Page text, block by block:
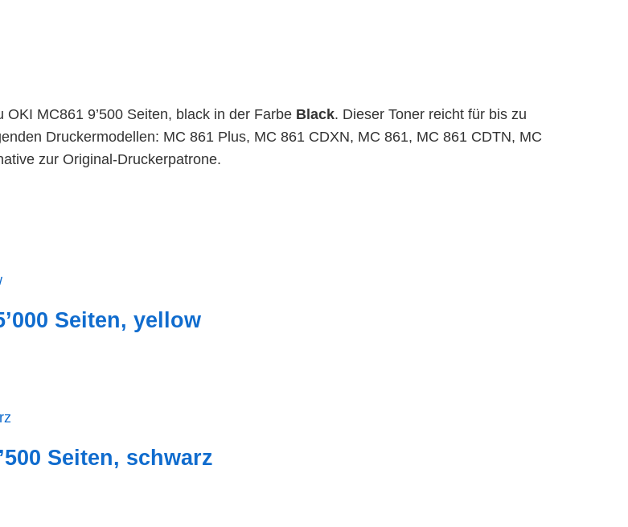
OKI MC861 9’500 Seiten, black in der Farbe Black. Dieser Toner reicht für bis zu
Druckermodellen: MC 861 Plus, MC 861 CDXN, MC 861, MC 861 CDTN, MC
zur Original-Druckerpatrone.
Seiten, yellow
Seiten, schwarz